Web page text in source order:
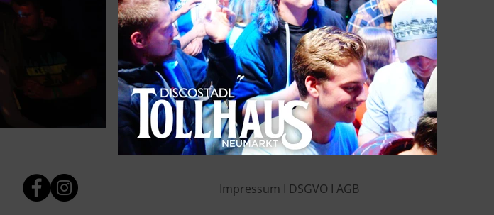
Impressum I DSGVO I AGB